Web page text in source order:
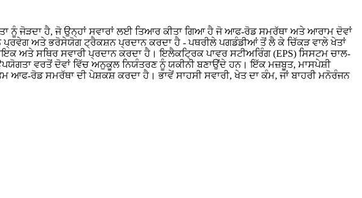
ਨੂੰ ਜੋੜਦਾ ਹੈ, ਜੋ ਉਨ੍ਹਾਂ ਸਵਾਰਾਂ ਲਈ ਤਿਆਰ ਕੀਤਾ ਗਿਆ ਹੈ ਜੋ ਆਫ-ਰੋਡ ਸਮਰੱਥਾ ਅਤੇ ਆਰਾਮ ਦੋਵਾਂ
ਪ੍ਰਵੇਗ ਅਤੇ ਭਰੋਸੇਯੋਗ ਟ੍ਰੈਕਸ਼ਨ ਪ੍ਰਦਾਨ ਕਰਦਾ ਹੈ - ਪਥਰੀਲੇ ਪਗਡੰਡੀਆਂ ਤੋਂ ਲੈ ਕੇ ਚਿੱਕੜ ਵਾਲੇ ਖੇਤਾਂ
ਅਤੇ ਸਥਿਰ ਸਵਾਰੀ ਪ੍ਰਦਾਨ ਕਰਦਾ ਹੈ। ਇਲੈਕਟ੍ਰਿਕ ਪਾਵਰ ਸਟੀਅਰਿੰਗ (EPS) ਸਿਸਟਮ ਚਾਲ-
ਵਰਤੋਂ ਦੋਵਾਂ ਵਿੱਚ ਅਨੁਕੂਲ ਨਿਯੰਤਰਣ ਨੂੰ ਯਕੀਨੀ ਬਣਾਉਂਦੇ ਹਨ। ਇੱਕ ਮਜ਼ਬੂਤ, ਮਾਸਪੇਸ਼ੀ
ਰੋਡ ਸਮਰੱਥਾ ਦੀ ਪੇਸ਼ਕਸ਼ ਕਰਦਾ ਹੈ। ਭਾਵੇਂ ਸਾਹਸੀ ਸਵਾਰੀ, ਖੇਤ ਦਾ ਕੰਮ, ਜਾਂ ਬਾਹਰੀ ਮਨੋਰੰਜਨ